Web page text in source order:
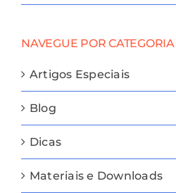
NAVEGUE POR CATEGORIA
Artigos Especiais
Blog
Dicas
Materiais e Downloads